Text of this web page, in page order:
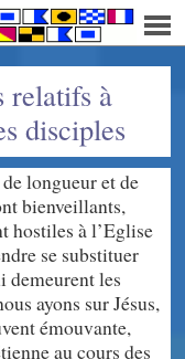
relatifs à
disciples
longueur et de
bienveillants,
hostiles à l’Eglise
se substituer
demeurent les
ayons sur Jésus,
émouvante,
au cours des